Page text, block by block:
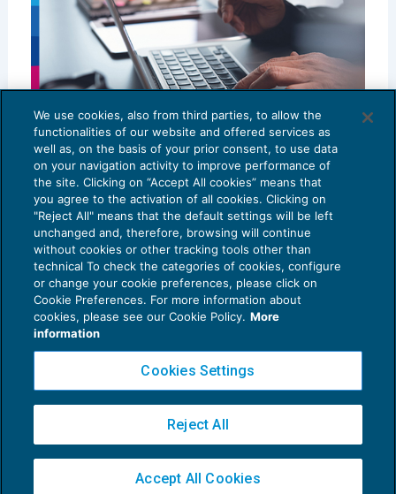
Estratto di ruolo non autonomamente e
direttamente impugnabile
RISCOSSIONE 24/01/2024
diGaetano Murano
Privacy Policy
Euroconference NEWS è una testata registrata al Tribunale di Milano Reg. n. 8556/2026
We use cookies, also from third parties, to allow the
functionalities of our website and offered services as
well as, on the basis of your prior consent, to use data
on your navigation activity to improve performance of
the site. Clicking on “Accept All cookies” means that
you agree to the activation of all cookies. Clicking on
"Reject All" means that the default settings will be left
unchanged and, therefore, browsing will continue
without cookies or other tracking tools other than
technical To check the categories of cookies, configure
or change your cookie preferences, please click on
Cookie Preferences. For more information about
cookies, please see our Cookie Policy. More
information
Cookies Settings
Reject All
Accept All Cookies